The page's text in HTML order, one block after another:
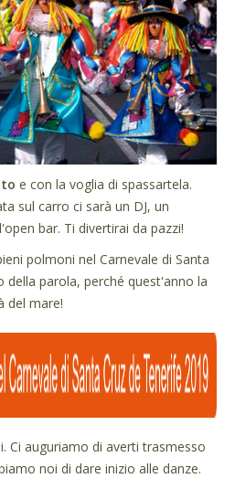
e con la voglia di spassartela.
sul carro ci sarà un DJ, un
bar. Ti divertirai da pazzi!
polmoni nel Carnevale di Santa
della parola, perché quest'anno la
del mare!
Ci auguriamo di averti trasmesso
noi di dare inizio alle danze.